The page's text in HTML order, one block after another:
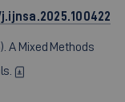
A Mixed Methods